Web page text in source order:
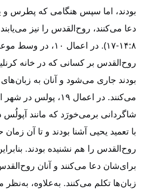
بودند، اما سپس هنگامی که پطرس و
دعا می‌کنند، روح‌القدس را نیز
۸:‏۱۴‏-‏‏‏‏‏‏‏‏‏۱۷). در اعمال
روح‌القدس بر کسانی که در خانه
بودند جاری می‌شود و آنان به زبان‌های
می‌کنند. در اعمال ۱۹،
با تعمید یحیی آشنا بودند و تا آن
روح‌القدس را هم نشنیده بودند.
برای‌شان دعا می‌کنند و آنان روح‌القدس
زبان‌ها تکلم می‌کنند. به‌علاوه،